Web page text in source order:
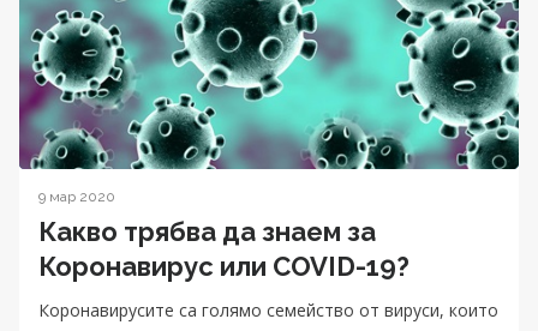
9 мар 2020
Какво трябва да знаем за
Коронавирус или COVID-19?
Коронавирусите са голямо семейство от вируси, които